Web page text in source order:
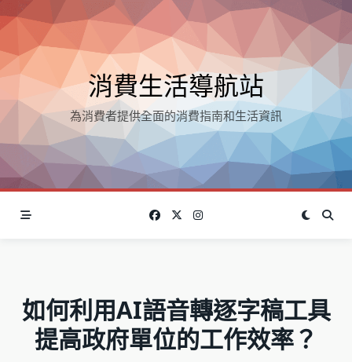
Skip
to
content
消費生活導航站
為消費者提供全面的消費指南和生活資訊
如何利用AI語音轉逐字稿工具
提高政府單位的工作效率？